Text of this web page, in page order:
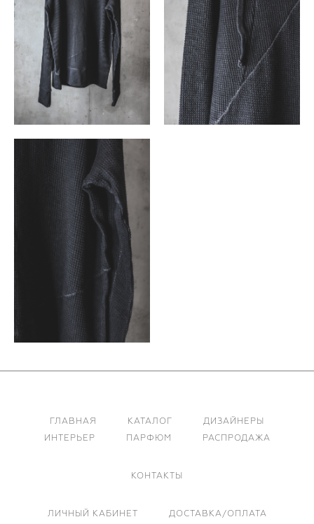
ГЛАВНАЯ КАТАЛОГ
ДИЗАЙНЕРЫ
ИНТЕРЬЕР
ПАРФЮМ РАСПРОДАЖА
КОНТАКТЫ
ЛИЧНЫЙ КАБИНЕТ ДОСТАВКА/ОПЛАТА